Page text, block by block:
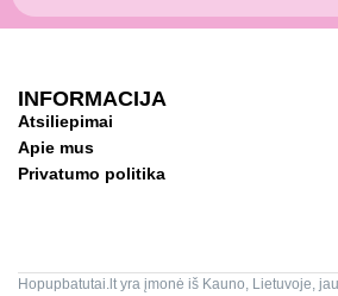
INFORMACIJA
Atsiliepimai
Apie mus
Privatumo politika
Hopupbatutai.lt yra įmonė iš Kauno, Lietuvoje,